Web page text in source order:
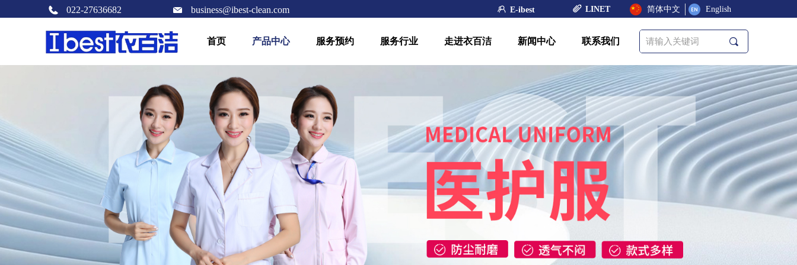
끠
022-27636682 business@ibest-clean.com 简体中文 English
ꁘ E-ibest ꁨ LINET
首页 产品中心 服务预约 服务行业 走进衣百洁 新闻中心 联系我们